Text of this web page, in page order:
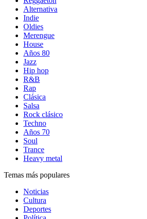
Alternativa
Indie
Oldies
Merengue
House
Años 80
Jazz
Hip hop
R&B
Rap
Clásica
Salsa
Rock clásico
Techno
Años 70
Soul
Trance
Heavy metal
Temas más populares
Noticias
Cultura
Deportes